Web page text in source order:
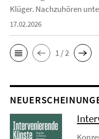
Klüger. Nachzuhören
17.02.2026
1 / 2